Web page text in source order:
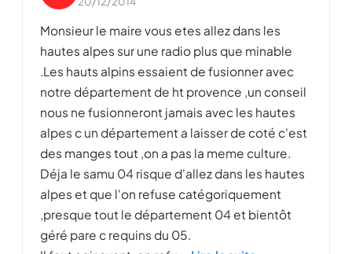
Monsieur le maire vous etes allez dans les
hautes alpes sur une radio plus que minable
.Les hauts alpins essaient de fusionner avec
notre département de ht provence ,un conseil
nous ne fusionneront jamais avec les hautes
alpes c un département a laisser de coté c'est
des manges tout ,on a pas la meme culture.
Déja le samu 04 risque d'allez dans les hautes
alpes et que l'on refuse catégoriquement
,presque tout le département 04 et bientôt
géré pare c requins du 05.